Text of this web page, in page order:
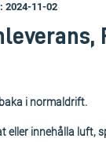
2024-11-02
i normaldrift.
eller innehålla luft,